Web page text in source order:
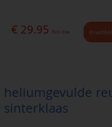
€ 29.95 Excl. btw In
heliumgevulde
sinterklaas